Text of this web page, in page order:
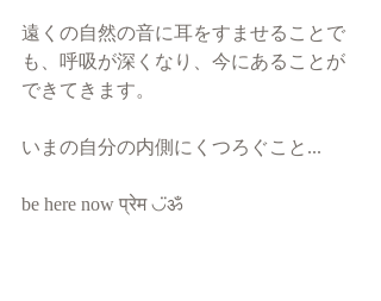
遠くの自然の音に耳をすませることで
も、呼吸が深くなり、今にあることが
できてきます。
いまの自分の内側にくつろぐこと...
be here now प्रेम ◡̈ॐ